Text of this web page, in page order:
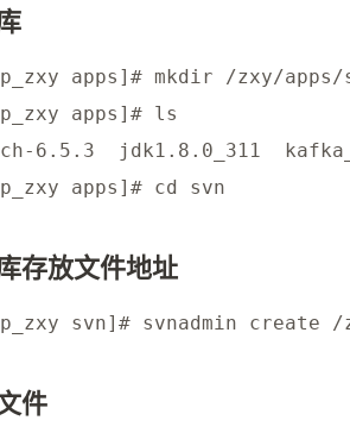
apps ] # mkdir /zxy/apps/
apps ] # ls
apps ] # cd svn
存放文件地址
svn] # svnadmin create
件